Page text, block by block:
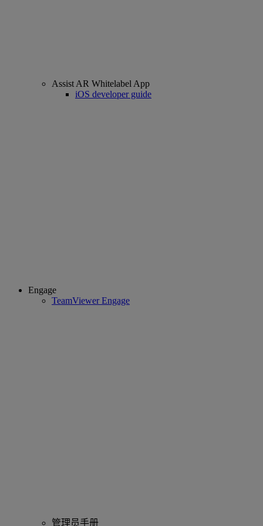
Assist AR Whitelabel App
iOS developer guide
Engage
TeamViewer Engage
管理员手册